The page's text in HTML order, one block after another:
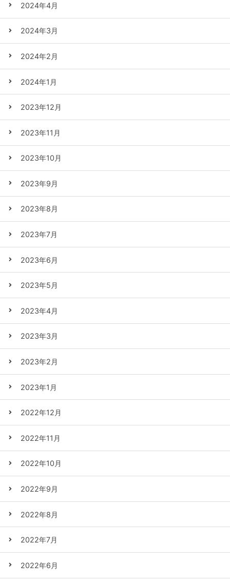
2024年4月
2024年3月
2024年2月
2024年1月
2023年12月
2023年11月
2023年10月
2023年9月
2023年8月
2023年7月
2023年6月
2023年5月
2023年4月
2023年3月
2023年2月
2023年1月
2022年12月
2022年11月
2022年10月
2022年9月
2022年8月
2022年7月
2022年6月